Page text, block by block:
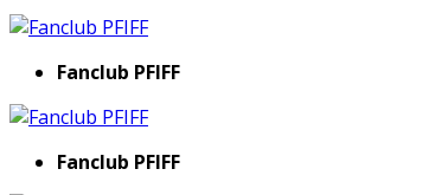
Fanclub PFIFF
Fanclub PFIFF